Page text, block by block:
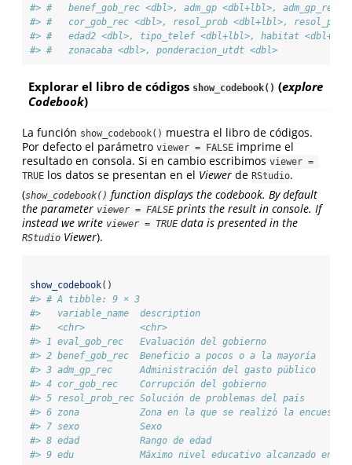
#> #   benef_gob_rec <dbl>, adm_gp <dbl+lbl>, adm_gp_rec
#> #   cor_gob_rec <dbl>, resol_prob <dbl+lbl>,
#> #   edad2 <dbl>, tipo_telef <dbl+lbl>, habitat
#> #   zonacaba <dbl>, ponderacion_utdt <dbl>
Explorar el libro de códigos show_codebook() (explore
Codebook)
La función show_codebook() muestra el libro de códigos.
Por defecto el parámetro viewer = FALSE imprime el
resultado en consola. Si en cambio escribimos viewer =
TRUE los datos se presentan en el Viewer de RStudio.
(show_codebook() function displays the codebook. By default
the parameter viewer = FALSE prints the result in console. If
instead we write viewer = TRUE data is presented in the
RStudio Viewer).
show_codebook()
#> # A tibble: 9 × 3
#>   variable_name  description
#>   <chr>          <chr>
#> 1 eval_gob_rec   Evaluación del gobierno
#> 2 benef_gob_rec  Beneficio a pocos o a la
#> 3 adm_gp_rec     Administración del gasto público
#> 4 cor_gob_rec    Corrupción del gobierno
#> 5 resol_prob_rec Solución de problemas del país
#> 6 zona           Zona en la que se
#> 7 sexo           Sexo
#> 8 edad           Rango de edad
#> 9 edu            Máximo nivel educativo alcanzado en 3